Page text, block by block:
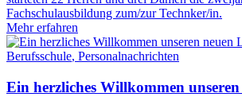
Fachschulausbildung zum/zur Technker/in.
Mehr erfahren
Berufsschule, Personalnachrichten
Ein herzliches Willkommen unseren